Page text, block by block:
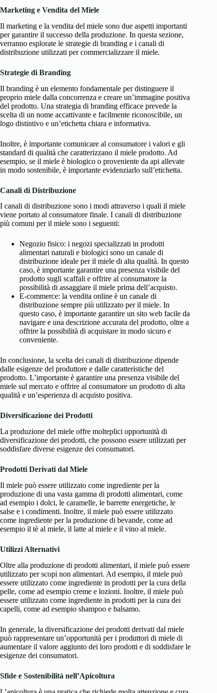
Marketing e Vendita del Miele
Il marketing e la vendita del miele sono due aspetti importanti
per garantire il successo della produzione. In questa sezione,
verranno esplorate le strategie di branding e i canali di
distribuzione utilizzati per commercializzare il miele.
Strategie di Branding
Il branding è un elemento fondamentale per distinguere il
proprio miele dalla concorrenza e creare un’immagine positiva
del prodotto. Una strategia di branding efficace prevede la
scelta di un nome accattivante e facilmente riconoscibile, un
logo distintivo e un’etichetta chiara e informativa.
Inoltre, è importante comunicare al consumatore i valori e gli
standard di qualità che caratterizzano il miele prodotto. Ad
esempio, se il miele è biologico o proveniente da api allevate
in modo sostenibile, è importante evidenziarlo sull’etichetta.
Canali di Distribuzione
I canali di distribuzione sono i modi attraverso i quali il miele
viene portato al consumatore finale. I canali di distribuzione
più comuni per il miele sono i seguenti:
Negozio fisico: i negozi specializzati in prodotti
alimentari naturali e biologici sono un canale di
distribuzione ideale per il miele di alta qualità. In questo
caso, è importante garantire una presenza visibile del
prodotto sugli scaffali e offrire al consumatore la
possibilità di assaggiare il miele prima dell’acquisto.
E-commerce: la vendita online è un canale di
distribuzione sempre più utilizzato per il miele. In
questo caso, è importante garantire un sito web facile da
navigare e una descrizione accurata del prodotto, oltre a
offrire la possibilità di acquistare in modo sicuro e
conveniente.
In conclusione, la scelta dei canali di distribuzione dipende
dalle esigenze del produttore e dalle caratteristiche del
prodotto. L’importante è garantire una presenza visibile del
miele sul mercato e offrire al consumatore un prodotto di alta
qualità e un’esperienza di acquisto positiva.
Diversificazione dei Prodotti
La produzione del miele offre molteplici opportunità di
diversificazione dei prodotti, che possono essere utilizzati per
soddisfare diverse esigenze dei consumatori.
Prodotti Derivati dal Miele
Il miele può essere utilizzato come ingrediente per la
produzione di una vasta gamma di prodotti alimentari, come
ad esempio i dolci, le caramelle, le barrette energetiche, le
salse e i condimenti. Inoltre, il miele può essere utilizzato
come ingrediente per la produzione di bevande, come ad
esempio il tè al miele, il latte al miele e il vino al miele.
Utilizzi Alternativi
Oltre alla produzione di prodotti alimentari, il miele può essere
utilizzato per scopi non alimentari. Ad esempio, il miele può
essere utilizzato come ingrediente in prodotti per la cura della
pelle, come ad esempio creme e lozioni. Inoltre, il miele può
essere utilizzato come ingrediente in prodotti per la cura dei
capelli, come ad esempio shampoo e balsamo.
In generale, la diversificazione dei prodotti derivati dal miele
può rappresentare un’opportunità per i produttori di miele di
aumentare il valore aggiunto dei loro prodotti e di soddisfare le
esigenze dei consumatori.
Sfide e Sostenibilità nell’Apicoltura